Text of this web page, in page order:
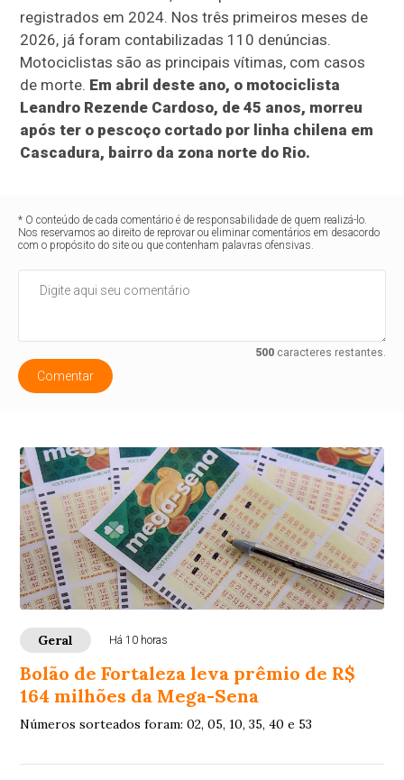
registrados em 2024. Nos três primeiros meses de
2026, já foram contabilizadas 110 denúncias.
Motociclistas são as principais vítimas, com casos
de morte. Em abril deste ano, o motociclista
Leandro Rezende Cardoso, de 45 anos, morreu
após ter o pescoço cortado por linha chilena em
Cascadura, bairro da zona norte do Rio.
* O conteúdo de cada comentário é de responsabilidade de quem realizá-lo.
Nos reservamos ao direito de reprovar ou eliminar comentários em desacordo
com o propósito do site ou que contenham palavras ofensivas.
500caracteres restantes.
Comentar
Geral Há 10 horas
Bolão de Fortaleza leva prêmio de R$
164 milhões da Mega-Sena
Números sorteados foram: 02, 05, 10, 35, 40 e 53